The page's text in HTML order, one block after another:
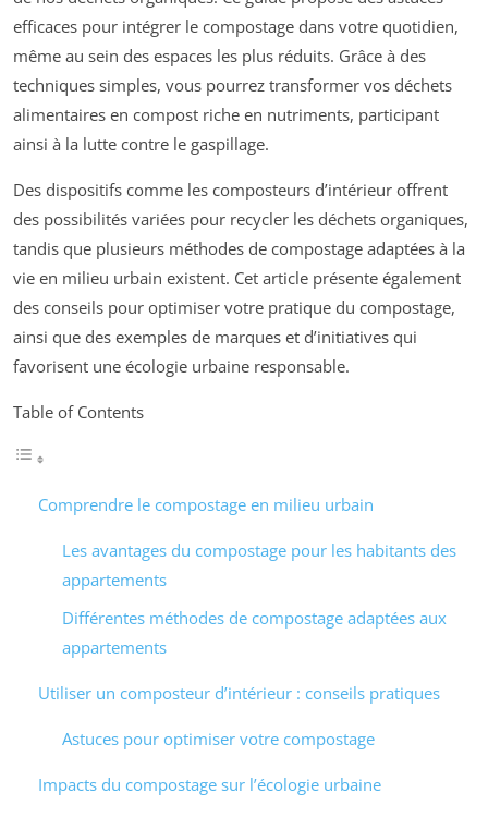
efficaces pour intégrer le compostage dans votre quotidien,
même au sein des espaces les plus réduits. Grâce à des
techniques simples, vous pourrez transformer vos déchets
alimentaires en compost riche en nutriments, participant
ainsi à la lutte contre le gaspillage.
Des dispositifs comme les composteurs d’intérieur offrent
des possibilités variées pour recycler les déchets organiques,
tandis que plusieurs méthodes de compostage adaptées à la
vie en milieu urbain existent. Cet article présente également
des conseils pour optimiser votre pratique du compostage,
ainsi que des exemples de marques et d’initiatives qui
favorisent une écologie urbaine responsable.
Table of Contents
Comprendre le compostage en milieu urbain
Les avantages du compostage pour les habitants des
appartements
Différentes méthodes de compostage adaptées aux
appartements
Utiliser un composteur d’intérieur : conseils pratiques
Astuces pour optimiser votre compostage
Impacts du compostage sur l’écologie urbaine